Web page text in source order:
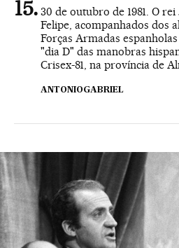
30 de outubro de 1981. O
Felipe, acompanhados dos
Forças Armadas
"dia D" das manobras
Crisex-81, na província de
ANTONIOGABRIEL